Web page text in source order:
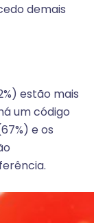
demais
estão mais
um código
e os